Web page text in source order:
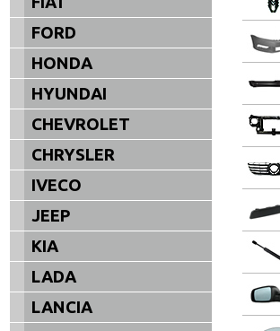
FORD
HONDA
HYUNDAI
CHEVROLET
CHRYSLER
IVECO
JEEP
KIA
LADA
LANCIA